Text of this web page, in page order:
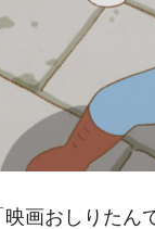
画おしりたん